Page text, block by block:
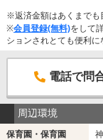
※返済金額はあくまでも
※会員登録(無料)をして
ションされとても便利に
電話で問
周辺環境
保育園・保育園